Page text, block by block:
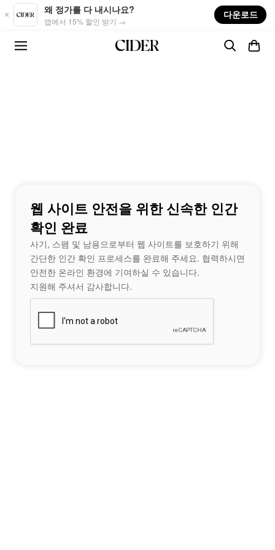
Skip to main content
왜 정가를 다 내시나요?
앱에서 15% 할인 받기 →
다운로드
웹 사이트 안전을 위한 신속한 인간
확인 완료
사기, 스팸 및 남용으로부터 웹 사이트를 보호하기 위해
간단한 인간 확인 프로세스를 완료해 주세요. 협력하시면
안전한 온라인 환경에 기여하실 수 있습니다.
지원해 주셔서 감사합니다.